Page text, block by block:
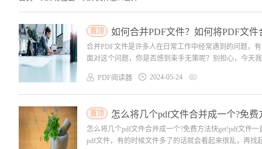
置顶 如何合并PDF文件？如何将PDF文件
合并PDF文件是许多人在日常工作中经常遇到的问题，
面对这个问题，你是否感到束手无策呢？别担心，今天
PDF阅读器 2024-05-24
置顶 怎么将几个pdf文件合并成一个?免费
怎么将几个pdf文件合并成一个?免费方法快get!pdf文件
pdf文件，有的时候文件多了的话就会看起来很乱，再